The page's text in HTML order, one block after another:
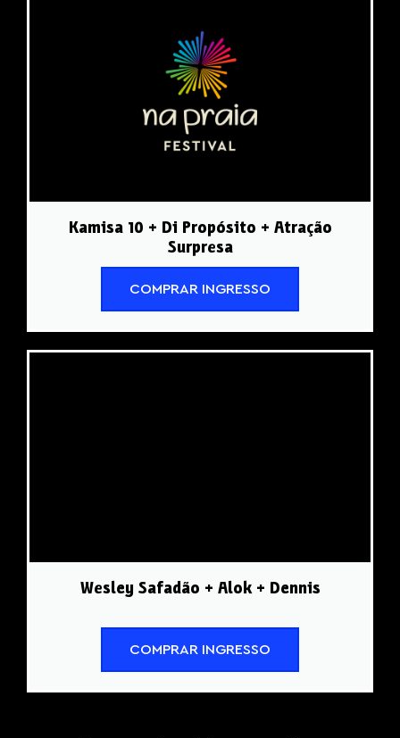
Kamisa 10 + Di Propósito + Atração
Surpresa
COMPRAR INGRESSO
Wesley Safadão + Alok + Dennis
COMPRAR INGRESSO